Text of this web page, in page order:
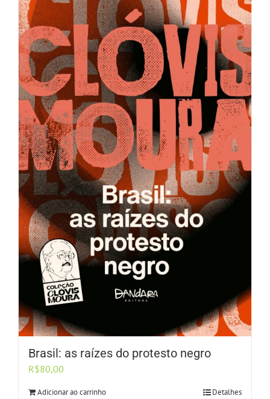
Brasil: as raízes do protesto negro
R$80,00
Adicionar ao carrinho Detalhes